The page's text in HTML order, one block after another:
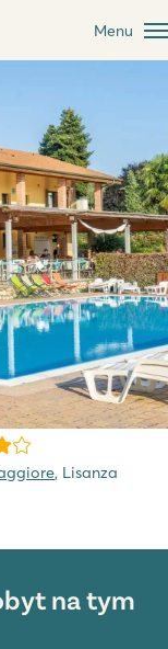
Menu
, Lisanza
na tym